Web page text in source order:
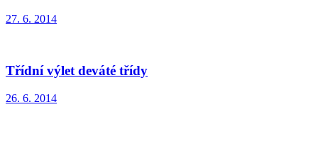
27. 6. 2014
Třídní výlet deváté třídy
26. 6. 2014